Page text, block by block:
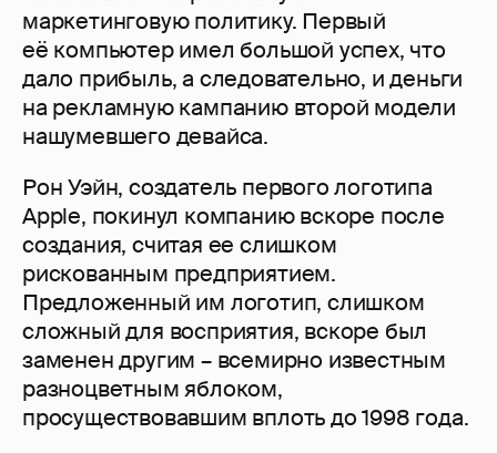
маркетинговую политику. Первый
её компьютер имел большой успех, что
дало прибыль, а следовательно, и деньги
на рекламную кампанию второй модели
нашумевшего девайса.
Рон Уэйн, создатель первого логотипа
Apple, покинул компанию вскоре после
создания, считая ее слишком
рискованным предприятием.
Предложенный им логотип, слишком
сложный для восприятия, вскоре был
заменен другим – всемирно известным
разноцветным яблоком,
просуществовавшим вплоть до 1998 года.